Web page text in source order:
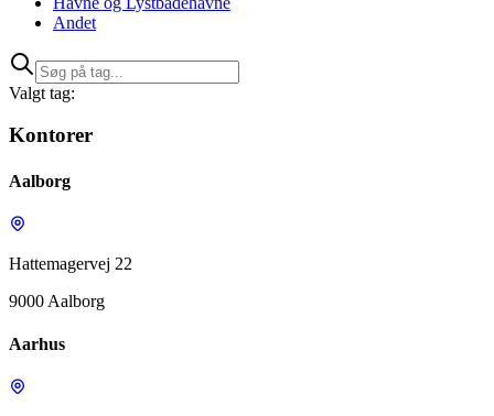
Andet
Valgt tag:
Kontorer
Aalborg
Hattemagervej 22
9000 Aalborg
Aarhus